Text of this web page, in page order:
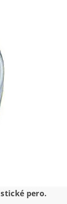
pero.